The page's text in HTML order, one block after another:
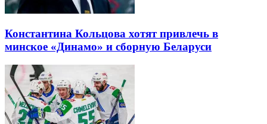
Константина Кольцова хотят привлечь в
минское «Динамо» и сборную Беларуси